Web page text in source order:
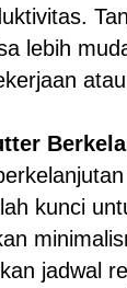
lebih
kunci
jadwal